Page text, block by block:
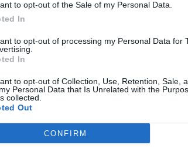
to opt-out of the Sale of my Personal Data.
In
to opt-out of processing my Personal Data for
In
to opt-out of Collection, Use, Retention, Sale,
Personal Data that Is Unrelated with the
collected.
Out
CONFIRM